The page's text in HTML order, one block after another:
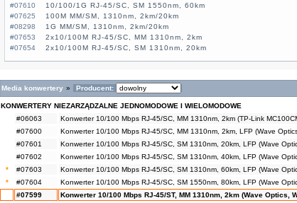
#07610
10/100/1G RJ-45/SC, SM 1550nm, 60km
#07625
100M MM/SM, 1310nm, 2km/20km
#08298
1G MM/SM, 1310nm, 2km/20km
#07653
2x10/100M RJ-45/SC, MM 1310nm, 2km
#07654
2x10/100M RJ-45/SC, SM 1310nm, 20km
Media konwertery » Producent:
KONWERTERY NIEZARZĄDZALNE JEDNOMODOWE I WIELOMODOWE
#06063
Konwerter 10/100 Mbps RJ-45/SC, MM 1310nm, 2km (TP-Link
#07600
Konwerter 10/100 Mbps RJ-45/SC, MM 1310nm, 2km, LFP (Wave
#07601
Konwerter 10/100 Mbps RJ-45/SC, SM 1310nm, 20km, LFP (Wave
#07602
Konwerter 10/100 Mbps RJ-45/SC, SM 1310nm, 40km, LFP (Wave
*
#07603 Konwerter 10/100 Mbps RJ-45/SC, SM 1310nm, 60km, LFP (Wave
*
#07604 Konwerter 10/100 Mbps RJ-45/SC, SM 1550nm, 80km, LFP (Wave
#07599
Konwerter 10/100 Mbps RJ-45/ST, MM 1310nm, 2km (Wave Optics,